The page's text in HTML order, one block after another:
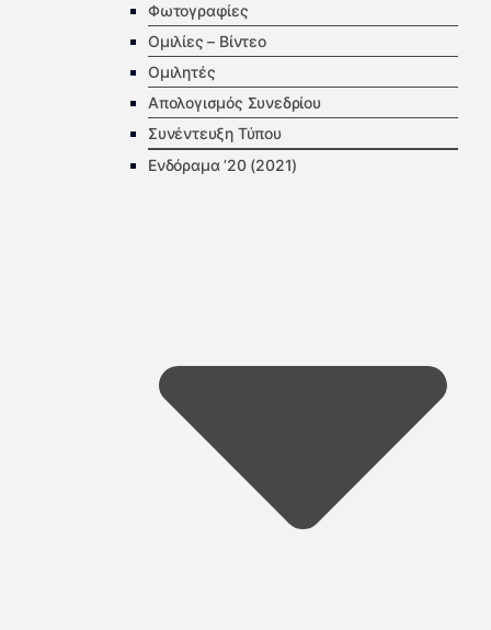
Φωτογραφίες
Ομιλίες – Βίντεο
Ομιλητές
Απολογισμός Συνεδρίου
Συνέντευξη Τύπου
Ενδόραμα ’20 (2021)